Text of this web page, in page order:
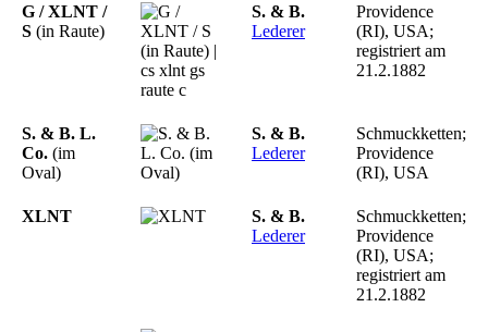
G / XLNT /
S (in Raute)
S. & B.
Lederer
Providence
(RI), USA;
registriert am
21.2.1882
S. & B. L.
Co. (im
Oval)
S. & B.
Lederer
Schmuckketten;
Providence
(RI), USA
XLNT S. & B.
Lederer
Schmuckketten;
Providence
(RI), USA;
registriert am
21.2.1882